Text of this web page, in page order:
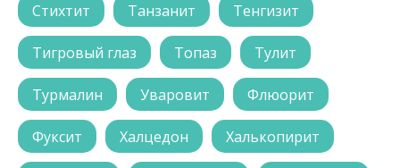
Стихтит Танзанит Тенгизит
Тигровый глаз Топаз Тулит
Турмалин Уваровит Флюорит
Фуксит Халцедон Халькопирит